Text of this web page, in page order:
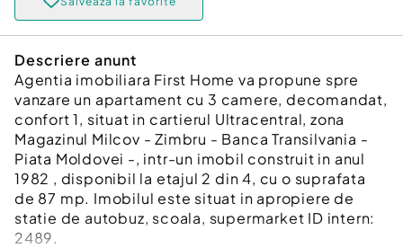
Descriere anunt
Agentia imobiliara First Home va propune spre
vanzare un apartament cu 3 camere, decomandat,
confort 1, situat in cartierul Ultracentral, zona
Magazinul Milcov - Zimbru - Banca Transilvania -
Piata Moldovei -, intr-un imobil construit in anul
1982 , disponibil la etajul 2 din 4, cu o suprafata
de 87 mp. Imobilul este situat in apropiere de
statie de autobuz, scoala, supermarket ID intern:
2489.